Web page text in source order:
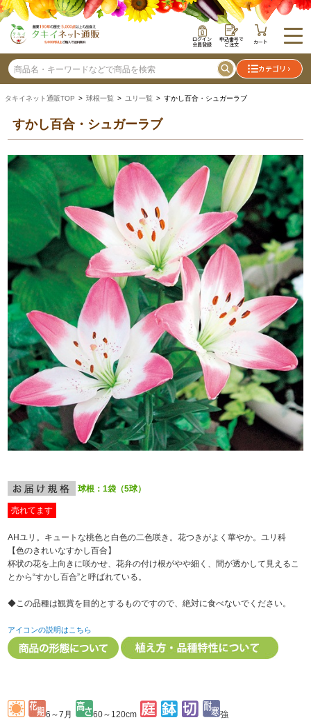
ログイン
会員登録
申込番号で
ご注文 カート
カテゴリ
タキイネット通販TOP > 球根一覧 > ユリ一覧 > すかし百合・シュガーラブ
すかし百合・シュガーラブ
球根：1袋（5球）
売れてます
AHユリ。キュートな桃色と白色の二色咲き。花つきがよく華やか。ユリ科
【色のきれいなすかし百合】
杯状の花を上向きに咲かせ、花弁の付け根がやや細く、間が透かして見えるこ
とから“すかし百合”と呼ばれている。
◆この品種は観賞を目的とするものですので、絶対に食べないでください。
アイコンの説明はこちら
6～7月 60～120cm 強